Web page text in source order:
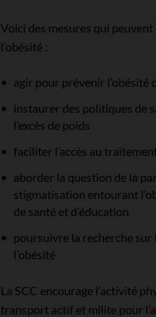
Voici des mesures qui
l’obésité :
agir pour prévenir l’obésité
instaurer des politiques de
l’excès de poids
faciliter l’accès au
aborder la question de la
stigmatisation entourant
de santé et d’éducation
poursuivre la recherche sur
l’obésité
La SCC encourage l’activité
transport actif et milite pour